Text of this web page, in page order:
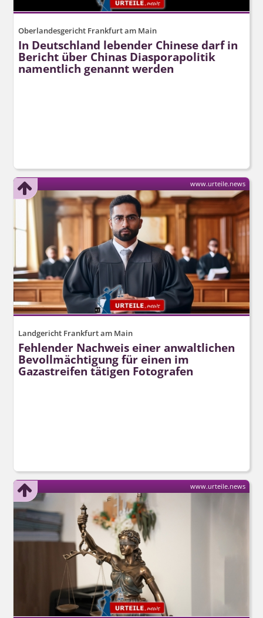
Oberlandesgericht Frankfurt am Main
In Deutschland lebender Chinese darf in
Bericht über Chinas Diasporapolitik
namentlich genannt werden
Landgericht Frankfurt am Main
Fehlender Nachweis einer anwaltlichen
Bevollmächtigung für einen im
Gazastreifen tätigen Fotografen
www.urteile.news
www.urteile.news